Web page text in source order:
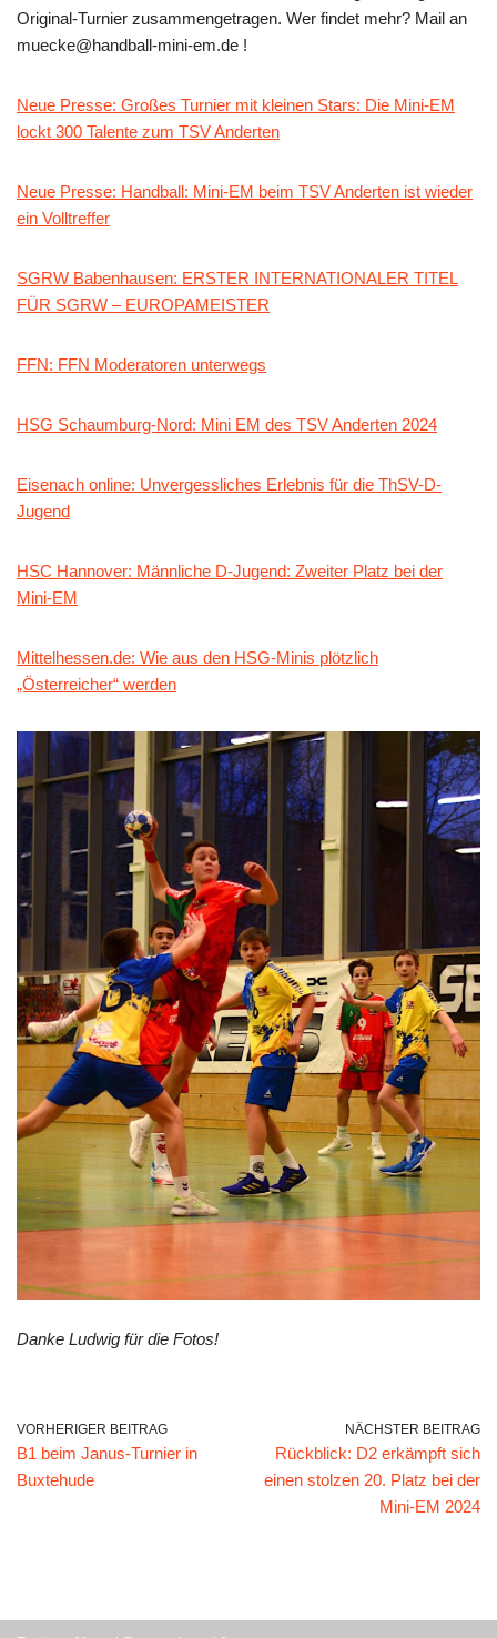
Original-Turnier zusammengetragen. Wer findet mehr? Mail an
muecke@handball-mini-em.de !
Neue Presse: Großes Turnier mit kleinen Stars: Die Mini-EM
lockt 300 Talente zum TSV Anderten
Neue Presse: Handball: Mini-EM beim TSV Anderten ist wieder
ein Volltreffer
SGRW Babenhausen: ERSTER INTERNATIONALER TITEL
FÜR SGRW – EUROPAMEISTER
FFN: FFN Moderatoren unterwegs
HSG Schaumburg-Nord: Mini EM des TSV Anderten 2024
Eisenach online: Unvergessliches Erlebnis für die ThSV-D-
Jugend
HSC Hannover: Männliche D-Jugend: Zweiter Platz bei der
Mini-EM
Mittelhessen.de: Wie aus den HSG-Minis plötzlich
„Österreicher“ werden
Danke Ludwig für die Fotos!
VORHERIGER BEITRAG
B1 beim Janus-Turnier in
Buxtehude
NÄCHSTER BEITRAG
Rückblick: D2 erkämpft sich
einen stolzen 20. Platz bei der
Mini-EM 2024